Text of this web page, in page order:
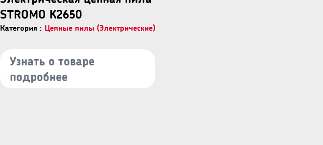
STROMO K2650
Категория : Цепные пилы (Электрические)
Узнать о товаре
подробнее